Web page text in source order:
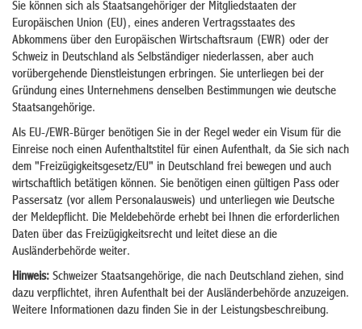
Sie können sich als Staatsangehöriger der Mitgliedstaaten der
Europäischen Union (EU), eines anderen Vertragsstaates des
Abkommens über den Europäischen Wirtschaftsraum (EWR) oder der
Schweiz in Deutschland als Selbständiger niederlassen, aber auch
vorübergehende Dienstleistungen erbringen. Sie unterliegen bei der
Gründung eines Unternehmens denselben Bestimmungen wie deutsche
Staatsangehörige.
Als EU-/EWR-Bürger benötigen Sie in der Regel weder ein Visum für die
Einreise noch einen Aufenthaltstitel für einen Aufenthalt, da Sie sich nach
dem "Freizügigkeitsgesetz/EU" in Deutschland frei bewegen und auch
wirtschaftlich betätigen können. Sie benötigen einen gültigen Pass oder
Passersatz (vor allem Personalausweis) und unterliegen wie Deutsche
der Meldepflicht. Die Meldebehörde erhebt bei Ihnen die erforderlichen
Daten über das Freizügigkeitsrecht und leitet diese an die
Ausländerbehörde weiter.
Hinweis: Schweizer Staatsangehörige, die nach Deutschland ziehen, sind
dazu verpflichtet, ihren Aufenthalt bei der Ausländerbehörde anzuzeigen.
Weitere Informationen dazu finden Sie in der Leistungsbeschreibung.